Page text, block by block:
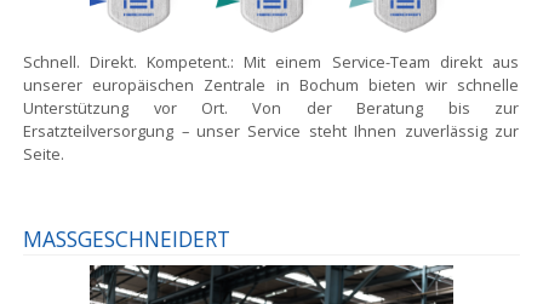
Schnell. Direkt. Kompetent.: Mit einem Service-Team direkt aus
unserer europäischen Zentrale in Bochum bieten wir schnelle
Unterstützung vor Ort. Von der Beratung bis zur
Ersatzteilversorgung – unser Service steht Ihnen zuverlässig zur
Seite.
MASSGESCHNEIDERT